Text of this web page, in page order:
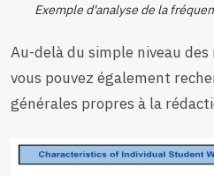
Exemple d'analyse de la
Au-delà du simple niveau
vous pouvez également
générales propres à la